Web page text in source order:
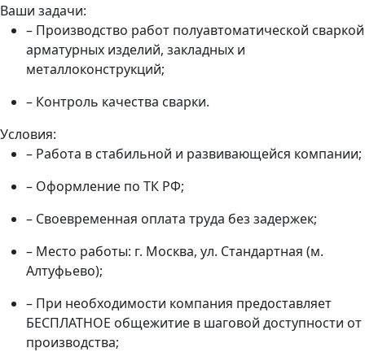
Ваши задачи:
– Производство работ полуавтоматической сваркой
арматурных изделий, закладных и
металлоконструкций;
– Контроль качества сварки.
Условия:
– Работа в стабильной и развивающейся компании;
– Оформление по ТК РФ;
– Своевременная оплата труда без задержек;
– Место работы: г. Москва, ул. Стандартная (м.
Алтуфьево);
– При необходимости компания предоставляет
БЕСПЛАТНОЕ общежитие в шаговой доступности от
производства;